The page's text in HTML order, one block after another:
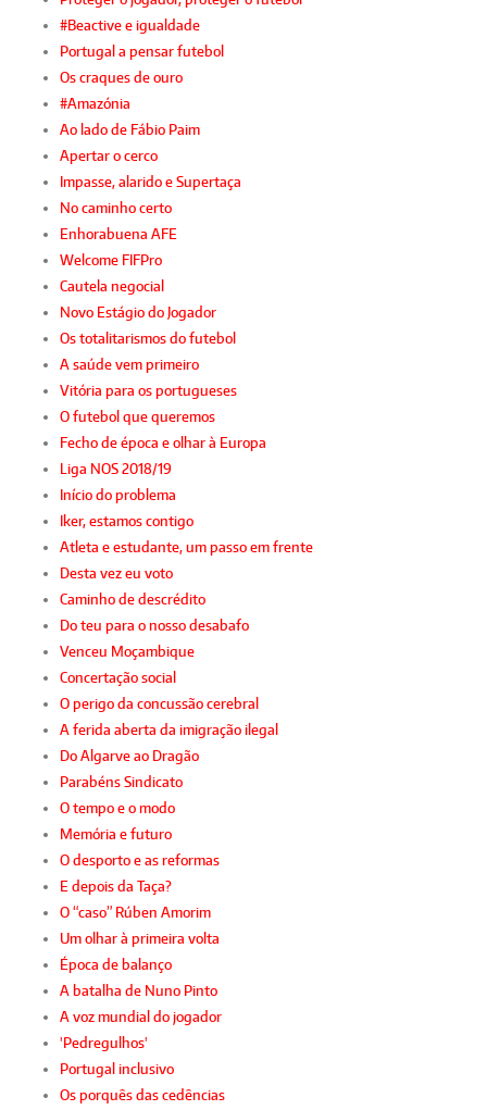
#Beactive e igualdade
Portugal a pensar futebol
Os craques de ouro
#Amazónia
Ao lado de Fábio Paim
Apertar o cerco
Impasse, alarido e Supertaça
No caminho certo
Enhorabuena AFE
Welcome FIFPro
Cautela negocial
Novo Estágio do Jogador
Os totalitarismos do futebol
A saúde vem primeiro
Vitória para os portugueses
O futebol que queremos
Fecho de época e olhar à Europa
Liga NOS 2018/19
Início do problema
Iker, estamos contigo
Atleta e estudante, um passo em frente
Desta vez eu voto
Caminho de descrédito
Do teu para o nosso desabafo
Venceu Moçambique
Concertação social
O perigo da concussão cerebral
A ferida aberta da imigração ilegal
Do Algarve ao Dragão
Parabéns Sindicato
O tempo e o modo
Memória e futuro
O desporto e as reformas
E depois da Taça?
O “caso” Rúben Amorim
Um olhar à primeira volta
Época de balanço
A batalha de Nuno Pinto
A voz mundial do jogador
'Pedregulhos'
Portugal inclusivo
Os porquês das cedências